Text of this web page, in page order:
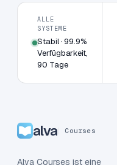
ALLE
SYSTEME
Stabil · 99.9%
Verfügbarkeit,
90 Tage
alva Courses
Alva Courses ist eine